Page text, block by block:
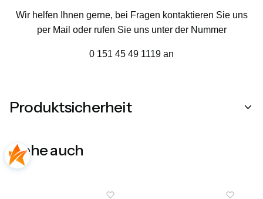
Wir helfen Ihnen gerne, bei Fragen kontaktieren Sie uns
per Mail oder rufen Sie uns unter der Nummer
0 151 45 49 1119 an
Produktsicherheit
Siehe auch